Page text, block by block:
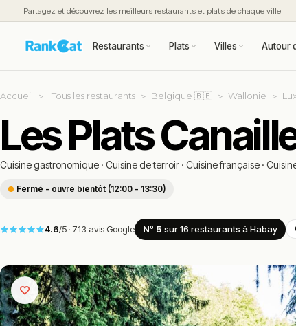
Partagez et découvrez les meilleurs restaurants et plats de chaque ville
Restaurants Plats Villes Autour
Accueil Tous les restaurants Belgique 🇧🇪 Wallonie
Les Plats
Cuisine gastronomique · Cuisine de terroir · Cuisine française ·
Fermé - ouvre bientôt (12:00 - 13:30)
4.6/5 · 713 avis Google Nº 5 sur 16 restaurants à Habay